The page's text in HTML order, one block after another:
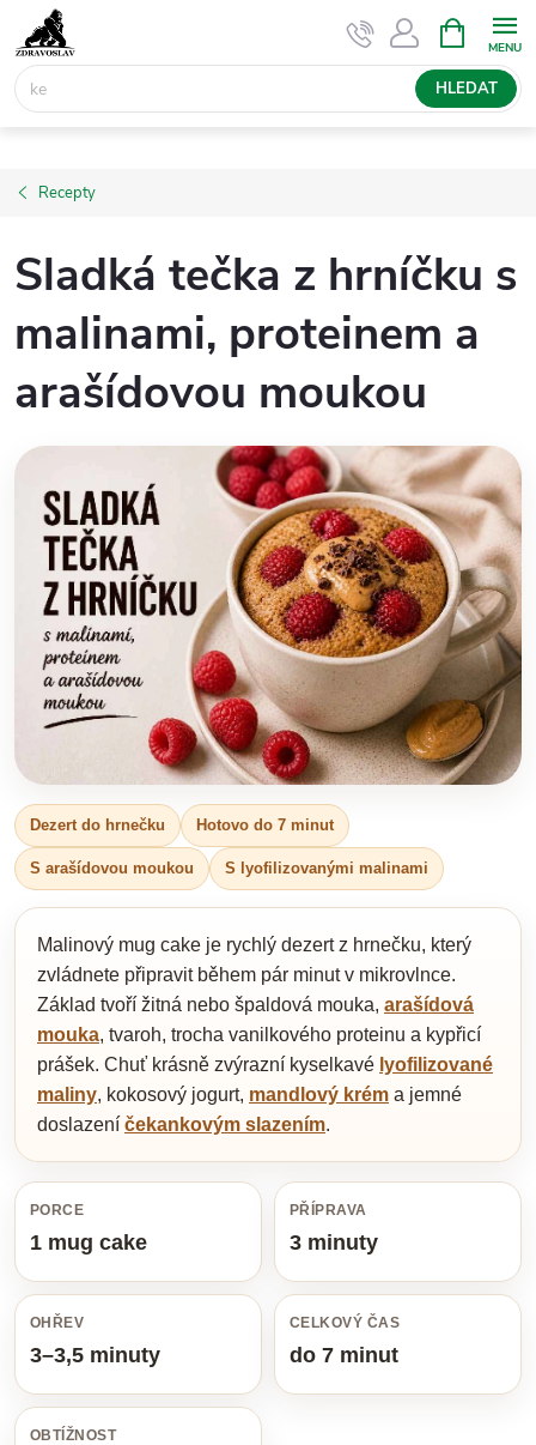
na
obsah
HLEDAT
NÁKUPNÍ
KOŠÍK
Recepty
Sladká tečka z hrníčku s
malinami, proteinem a
arašídovou moukou
Dezert do hrnečku Hotovo do 7 minut
S arašídovou moukou S lyofilizovanými malinami
Malinový mug cake je rychlý dezert z hrnečku, který
zvládnete připravit během pár minut v mikrovlnce.
Základ tvoří žitná nebo špaldová mouka, arašídová
mouka, tvaroh, trocha vanilkového proteinu a kypřicí
prášek. Chuť krásně zvýrazní kyselkavé lyofilizované
maliny, kokosový jogurt, mandlový krém a jemné
doslazení čekankovým slazením.
PORCE
1 mug cake
PŘÍPRAVA
3 minuty
OHŘEV
3–3,5 minuty
CELKOVÝ ČAS
do 7 minut
OBTÍŽNOST